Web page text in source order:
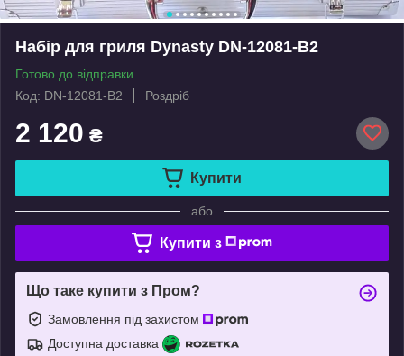
Набір для гриля Dynasty DN-12081-B2
Готово до відправки
Код: DN-12081-B2
Роздріб
2 120 ₴
Купити
або
Купити з
Що таке купити з Пром?
Замовлення під захистом
Доступна доставка